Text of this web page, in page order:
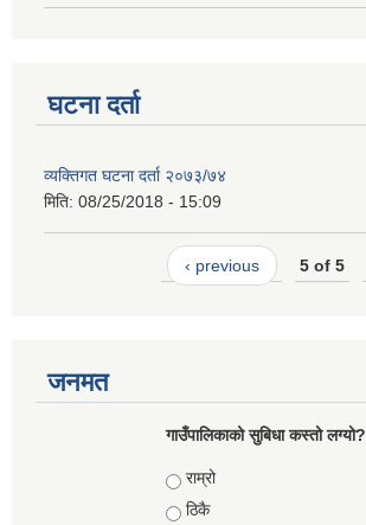
घटना दर्ता
व्यक्तिगत घटना दर्ता २०७३/७४
मिति: 08/25/2018 - 15:09
‹ previous 5 of 5
जनमत
गाउँपालिकाको सुबिधा कस्तो लग्यो?
Choices
राम्रो
ठिकै